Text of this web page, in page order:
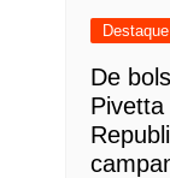
Destaque
De